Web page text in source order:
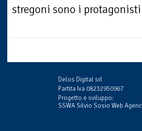
stregoni sono i
Delos Digital srl
Partita Iva 08232950967
Progetto e sviluppo:
SSWA Silvio Sosio Web